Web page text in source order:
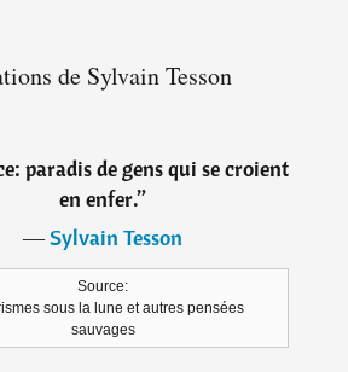
de Sylvain Tesson
paradis de gens qui se croient
en enfer.”
―Sylvain Tesson
Source:
sous la lune et autres pensées
sauvages